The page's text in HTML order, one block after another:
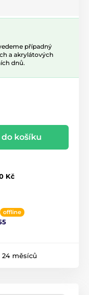
případný
a akrylátových
dnů.
košíku
Kč
offline
24 měsíců